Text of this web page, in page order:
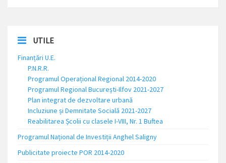
UTILE
Finanțări U.E.
P.N.R.R.
Programul Operațional Regional 2014-2020
Programul Regional București-Ilfov 2021-2027
Plan integrat de dezvoltare urbană
Incluziune și Demnitate Socială 2021-2027
Reabilitarea Școlii cu clasele I-VIII, Nr. 1 Buftea
Programul Național de Investiții Anghel Saligny
Publicitate proiecte POR 2014-2020